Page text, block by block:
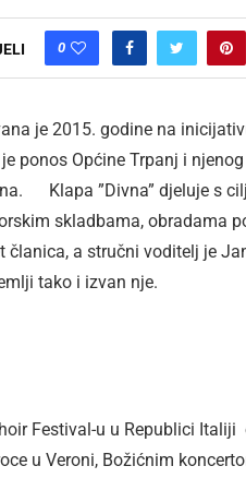
0
je 2015. godine na
ponos Općine Trpanj i
Klapa ”Divna” djeluje s
skladbama, obradama
a stručni voditelj je
tako i izvan nje.
Festival-u u Republici
u Veroni, Božićnim